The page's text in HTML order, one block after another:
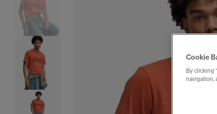
Cookie
By clicking
navigation,